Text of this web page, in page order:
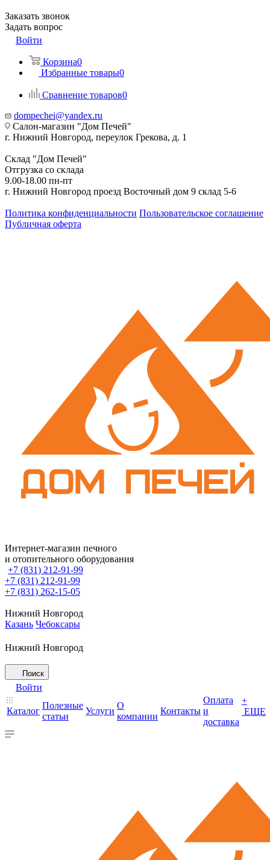
Заказать звонок
Задать вопрос
Войти
Корзина0
Избранные товары0
Сравнение товаров0
dompechei@yandex.ru
Салон-магазин "Дом Печей"
г. Нижний Новгород, переулок Грекова, д. 1
Склад "Дом Печей"
Отгрузка со склада
9.00-18.00 пн-пт
г. Нижний Новгород проезд Восточный дом 9 склад 5-6
Политика конфиденциальности Пользовательское соглашение
Публичная оферта
Интернет-магазин печного
и отопительного оборудования
+7 (831) 212-91-99
+7 (831) 212-91-99
+7 (831) 262-15-05
Нижний Новгород
Казань Чебоксары
Нижний Новгород
Поиск
Войти
Каталог
Полезные
статьи
Услуги
О
компании
Контакты
Оплата
и
доставка
+
ЕЩЕ